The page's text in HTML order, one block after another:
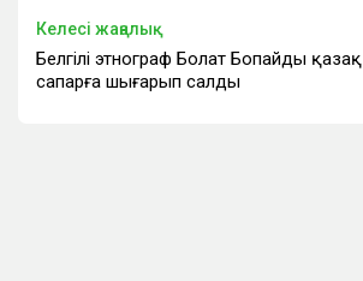
Келесі жаңалық
Белгілі этнограф Болат Бопайды
сапарға шығарып салды